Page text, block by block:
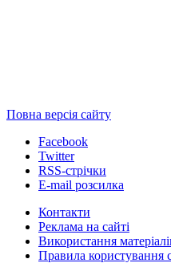
Повна версія сайту
Facebook
Twitter
RSS-стрічки
E-mail розсилка
Контакти
Реклама на сайті
Використання
Правила користування